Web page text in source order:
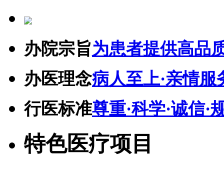
办院宗旨为患者提供高品
办医理念病人至上·亲情服
行医标准尊重·科学·诚信·
特色医疗项目